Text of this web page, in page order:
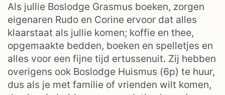
Als jullie Boslodge Grasmus boeken, zorgen
eigenaren Rudo en Corine ervoor dat alles
klaarstaat als jullie komen; koffie en thee,
opgemaakte bedden, boeken en spelletjes en
alles voor een fijne tijd ertussenuit. Zij hebben
overigens ook Boslodge Huismus (6p) te huur,
dus als je met familie of vrienden wilt komen,